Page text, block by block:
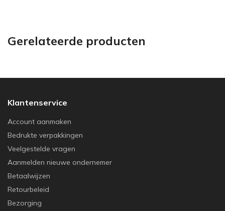
Gerelateerde producten
Klantenservice
Account aanmaken
Bedrukte verpakkingen
Veelgestelde vragen
Aanmelden nieuwe ondernemer
Betaalwijzen
Retourbeleid
Bezorging